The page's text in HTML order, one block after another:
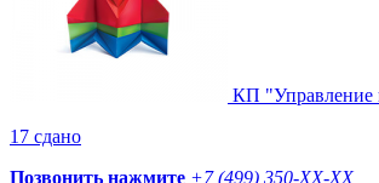
КП "Управление
17 сдано
Позвонить нажмите +7 (499) 350-XX-XX